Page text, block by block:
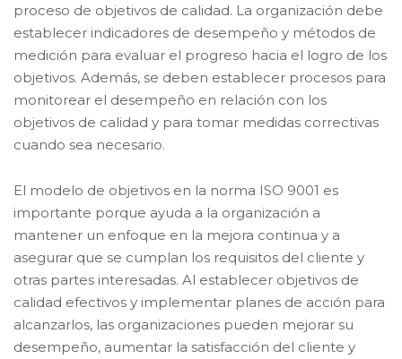
proceso de objetivos de calidad. La organización debe
establecer indicadores de desempeño y métodos de
medición para evaluar el progreso hacia el logro de los
objetivos. Además, se deben establecer procesos para
monitorear el desempeño en relación con los
objetivos de calidad y para tomar medidas correctivas
cuando sea necesario.
El modelo de objetivos en la norma ISO 9001 es
importante porque ayuda a la organización a
mantener un enfoque en la mejora continua y a
asegurar que se cumplan los requisitos del cliente y
otras partes interesadas. Al establecer objetivos de
calidad efectivos y implementar planes de acción para
alcanzarlos, las organizaciones pueden mejorar su
desempeño, aumentar la satisfacción del cliente y